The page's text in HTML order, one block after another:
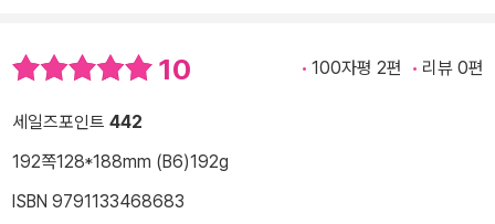
10 100자평 2편 리뷰 0편
세일즈포인트 442
192쪽128*188mm (B6)192g
ISBN 9791133468683